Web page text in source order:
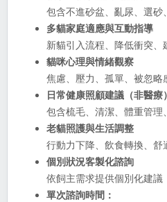
包含不進砂盆、亂尿、選砂
多貓家庭適應與互動指導
新貓引入流程、降低衝突、
貓咪心理與情緒觀察
焦慮、壓力、孤單、被忽略
日常健康照顧建議（非醫療）
包含梳毛、清潔、體重管理
老貓照護與生活調整
行動力下降、飲食轉換、舒
個別狀況客製化諮詢
依飼主需求提供個別化建議
單次諮詢時間：